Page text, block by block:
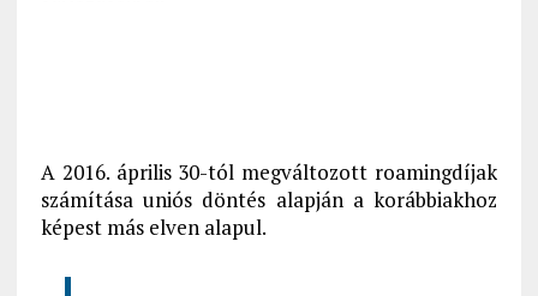
A 2016. április 30-tól megváltozott roamingdíjak
számítása uniós döntés alapján a korábbiakhoz
képest más elven alapul.